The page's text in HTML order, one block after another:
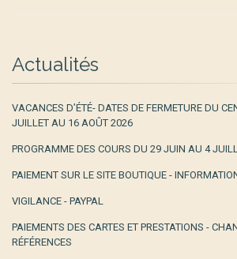
Actualités
VACANCES D’ÉTÉ- DATES DE FERMETURE DU
JUILLET AU 16 AOÛT 2026
PROGRAMME DES COURS DU 29 JUIN AU 4
PAIEMENT SUR LE SITE BOUTIQUE -
VIGILANCE - PAYPAL
PAIEMENTS DES CARTES ET PRESTATIONS -
RÉFÉRENCES